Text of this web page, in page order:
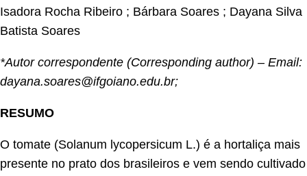
Isadora Rocha Ribeiro ; Bárbara Soares ; Dayana Silva
Batista Soares
*Autor correspondente (Corresponding author) – Email:
dayana.soares@ifgoiano.edu.br;
RESUMO
O tomate (Solanum lycopersicum L.) é a hortaliça mais
presente no prato dos brasileiros e vem sendo cultivado